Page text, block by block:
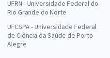
UFRN - Universidade Federal do
Rio Grande do Norte
UFCSPA - Universidade Federal
de Ciência da Saúde de Porto
Alegre